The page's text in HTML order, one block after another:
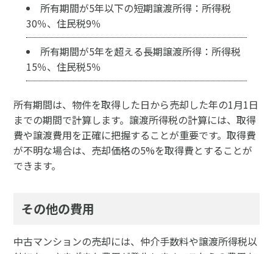
所有期間が5年以下の短期譲渡所得：所得税
30％、住民税9％
所有期間が5年を超える長期譲渡所得：所得税
15％、住民税5％
所有期間は、物件を取得した日から売却した年の1月1日
までの期間で計算します。譲渡所得税の計算には、取得
費や譲渡費用を正確に把握することが重要です。取得費
が不明な場合は、売却価格の5%を取得費とすることが
できます。
その他の費用
中古マンションの売却には、仲介手数料や譲渡所得税以